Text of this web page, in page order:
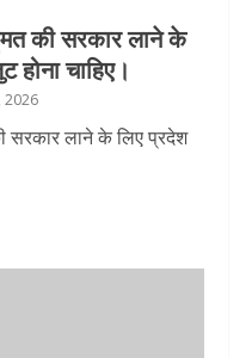
की सरकार लाने के
चाहिए।
2026
सरकार लाने के लिए प्रदेश